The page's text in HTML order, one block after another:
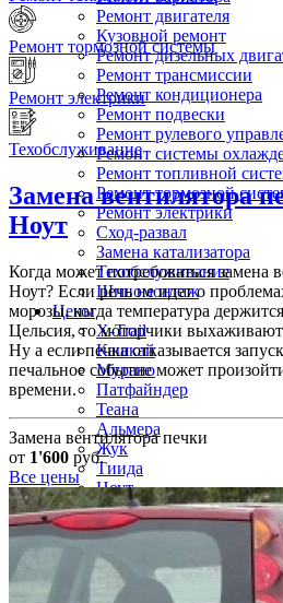
Ремонт двигателя
Кузовной ремонт
Ремонт дизельных
Ремонт трансмиссии
Ремонт кондиционера
Ремонт подвески
Ремонт рулевого
Ремонт системы
Ремонт топливной
Ремонт тормозной
Ремонт электрики
Сход-развал
Замена катализатора
Техобслуживание
Шиномонтаж
Цены
X-Trail
Кашкай
Мурано
Патфайндер
Теана
Альмера
Жук
Тиида
Ноут
Патрол
Сентра
Серена
Контакты
Ремонт тормозной системы
Ремонт электрики
Техобслуживание
Замена вентилятора
Ноут
Когда может потребоваться замена
Ноут? Если речь не идет о
морозы, когда температура
Цельсия, то моторчики выхаживают
Ну а если печка отказывается
печальное событие может
времени.
Замена вентилятора печки
от 1'600 руб.
Все цены